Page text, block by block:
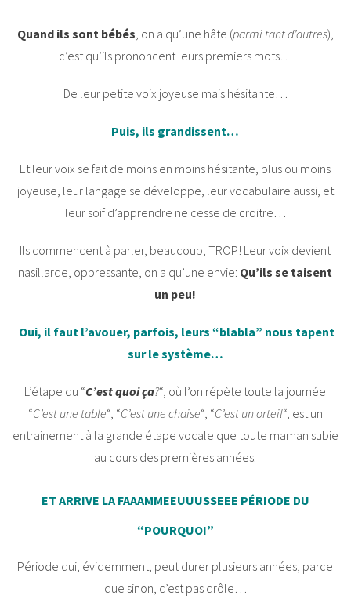
Quand ils sont bébés , on a qu’une hâte (parmi tant d’autres),
c’est qu’ils prononcent leurs premiers mots…
De leur petite voix joyeuse mais hésitante…
Puis, ils grandissent…
Et leur voix se fait de moins en moins hésitante, plus ou moins
joyeuse, leur langage se développe, leur vocabulaire aussi, et
leur soif d’apprendre ne cesse de croitre…
Ils commencent à parler, beaucoup, TROP! Leur voix devient
nasillarde, oppressante, on a qu’une envie: Qu’ils se taisent
un peu!
Oui, il faut l’avouer, parfois, leurs “blabla” nous tapent
sur le système…
L’étape du “C’est quoi ça?“, où l’on répète toute la journée
“C’est une table“, “C’est une chaise“, “C’est un orteil“, est un
entrainement à la grande étape vocale que toute maman subie
au cours des premières années:
ET ARRIVE LA FAAAMMEEUUUSSEEE PÉRIODE DU
“POURQUOI”
Période qui, évidemment, peut durer plusieurs années, parce
que sinon, c’est pas drôle…